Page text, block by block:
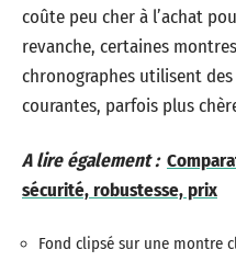
coûte peu cher à l’achat
revanche, certaines
chronographes utilisent
courantes, parfois plus
A lire également :
sécurité, robustesse, prix
Fond clipsé sur une montre